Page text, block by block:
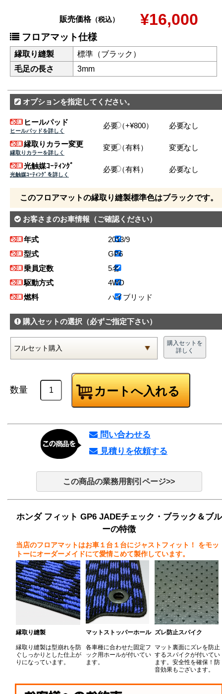
販売価格（税込） ¥16,000
フロアマット仕様
縁取り縫製
標準（ブラック）
毛足の長さ
3mm
オプションを指定してください。
ヒールパッド
ヒールパッドを詳しく
必要（+¥800） 必要なし
縁取りカラー変更
縁取りカラーを詳しく
変更（有料） 変更なし
光触媒ｺｰﾃｨﾝｸﾞ
光触媒ｺｰﾃｨﾝｸﾞを詳しく
必要（有料） 必要なし
このフロアマットの縁取り縫製標準色はブラックです。
お客さまのお車情報 （ご確認ください）
年式
2013/9
型式
GP6
乗員定数
5名
駆動方式
4WD
燃料
ハイブリッド
購入セットの選択 （必ずご指定下さい）
購入セットを
詳しく
数量
問い合わせる
見積りを依頼する
この商品の業務用割引ページ>>
ホンダ フィット GP6 JADEチェック・ブラック＆ブル
ーの特徴
当店のフロアマットはお車１台１台にジャストフィット！
をモッ
トーにオーダーメイドにて愛情こめて製作しています。
縁取り縫製
縁取り縫製は型崩れを防
ぐしっかりとした仕上が
りになっています。
マットストッパーホール
各車種に合わせた固定フ
ック用ホールが付いてい
ます。
ズレ防止スパイク
マット裏面にズレを防止
するスパイクが付いてい
ます。安全性を確保！防
音効果もございます。